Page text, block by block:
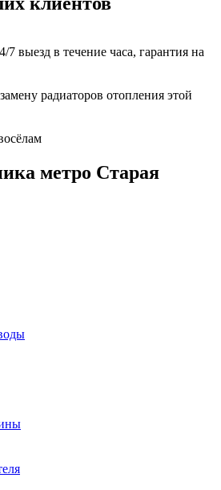
7 выезд в течение часа, гарантия на
радиаторов отопления этой
метро Старая